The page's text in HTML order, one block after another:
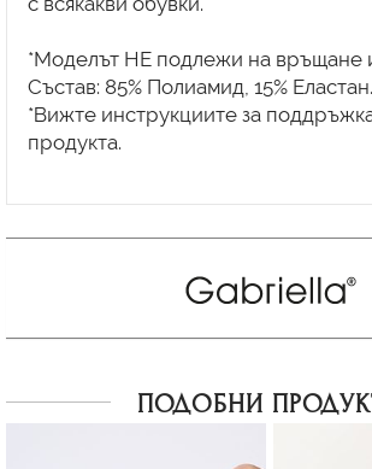
*Моделът НЕ подлежи на връщане
Състав: 85% Полиамид, 15% Еластан.
*Вижте инструкциите за
продукта.
ПОДОБНИ